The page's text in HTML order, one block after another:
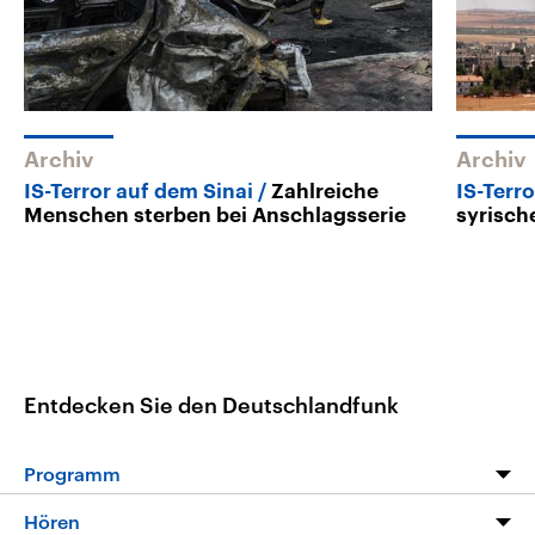
Archiv
IS-Terror auf dem Sinai
Zahlreiche
Menschen sterben bei Anschlagsserie
Archiv
IS-
Entdecken Sie den Deutschlandfunk
Programm
Programm
Hören